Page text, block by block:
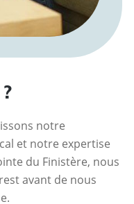
notre
et notre expertise
du Finistère, nous
avant de nous